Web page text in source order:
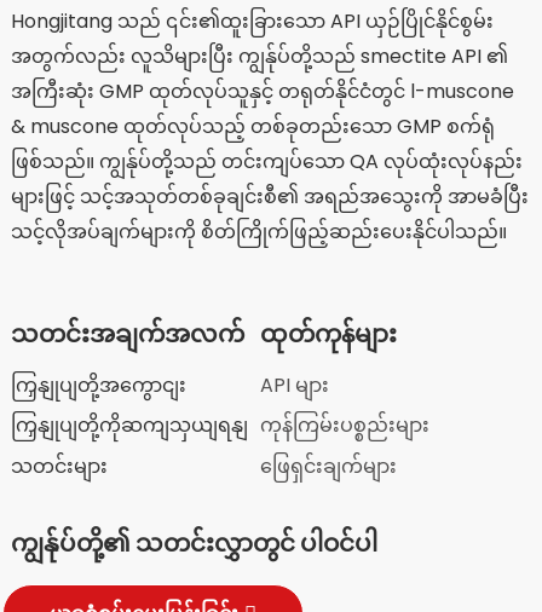
Hongjitang သည် ၎င်း၏ထူးခြားသော API ယှဉ်ပြိုင်နိုင်စွမ်း
အတွက်လည်း လူသိများပြီး ကျွန်ုပ်တို့သည် smectite API ၏
အကြီးဆုံး GMP ထုတ်လုပ်သူနှင့် တရုတ်နိုင်ငံတွင် l-muscone
& muscone ထုတ်လုပ်သည့် တစ်ခုတည်းသော GMP စက်ရုံ
ဖြစ်သည်။ ကျွန်ုပ်တို့သည် တင်းကျပ်သော QA လုပ်ထုံးလုပ်နည်း
များဖြင့် သင့်အသုတ်တစ်ခုချင်းစီ၏ အရည်အသွေးကို အာမခံပြီး
သင့်လိုအပ်ချက်များကို စိတ်ကြိုက်ဖြည့်ဆည်းပေးနိုင်ပါသည်။
သတင်းအချက်အလက်
ကြှနျုပျတို့အကွောငျး
ကြှနျုပျတို့ကိုဆကျသှယျရနျ
သတင်းများ
ထုတ်ကုန်များ
API များ
ကုန်ကြမ်းပစ္စည်းများ
ဖြေရှင်းချက်များ
ကျွန်ုပ်တို့၏ သတင်းလွှာတွင် ပါဝင်ပါ